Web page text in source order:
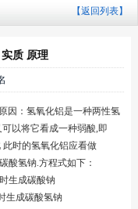
【返回列表】
质 原理
因：氢氧化铝是一种两性氢
以将它看成一种弱酸,即
此时的氢氧化铝应看做
酸氢钠.方程式如下：
生成碳酸钠
生成碳酸氢钠